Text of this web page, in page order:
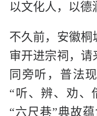
以文化人，以德
不久前，安徽桐
审开进宗祠，请
同旁听，普法
“听、辨、劝、
“六尺巷”典故